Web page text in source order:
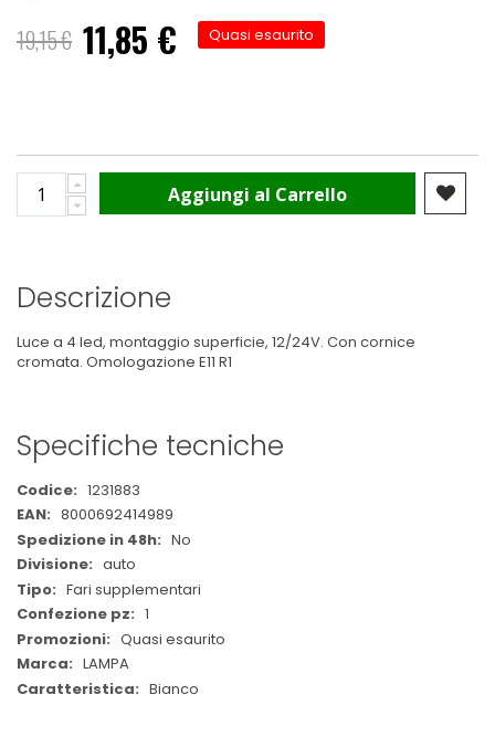
19,15 € Prezzo
speciale
11,85 € Quasi esaurito
Aggiungi al Carrello
Descrizione
Luce a 4 led, montaggio superficie, 12/24V. Con cornice
cromata. Omologazione E11 R1
Specifiche tecniche
Maggiori
Informazioni
1231883
8000692414989
No
auto
Fari supplementari
1
Quasi esaurito
LAMPA
Bianco